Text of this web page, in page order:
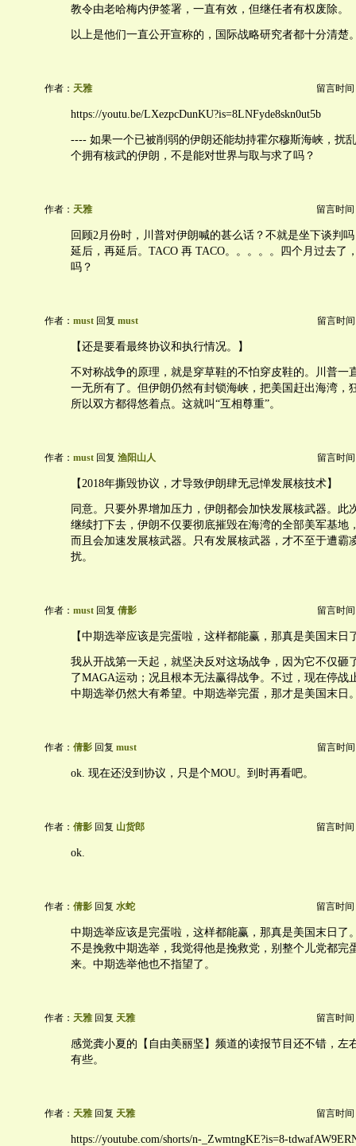
教令由老哈梅内伊签署，一直有效，但继任者有权废除。
以上是他们一直公开宣称的，国际战略研究者都十分清楚
作者： 天雅 留言时间
https://youtu.be/LXezpcDunKU?is=8LNFyde8skn0ut5b
---- 如果一个已被削弱的伊朗还能劫持霍尔穆斯海峡，扰
个拥有核武的伊朗，不是能对世界与取与求了吗？
作者： 天雅 留言时间
回顾2月份时，川普对伊朗喊的甚么话？不就是坐下谈判
延后，再延后。TACO 再 TACO。。。。。四个月过去了
吗？
作者： must 回复 must 留言时间
【还是要看最终协议和执行情况。】
不对称战争的原理，就是穿草鞋的不怕穿皮鞋的。川普一
一无所有了。但伊朗仍然有封锁海峡，把美国赶出海湾，
所以双方都得悠着点。这就叫“互相尊重”。
作者： must 回复 渔阳山人 留言时间
【2018年撕毁协议，才导致伊朗肆无忌惮发展核技术】
同意。只要外界增加压力，伊朗都会加快发展核武器。此
继续打下去，伊朗不仅要彻底摧毁在海湾的全部美军基地
而且会加速发展核武器。只有发展核武器，才不至于遭霸
扰。
作者： must 回复 倩影 留言时间
【中期选举应该是完蛋啦，这样都能赢，那真是美国末日
我从开战第一天起，就坚决反对这场战争，因为它不仅砸
了MAGA运动；况且根本无法赢得战争。不过，现在停战
中期选举仍然大有希望。中期选举完蛋，那才是美国末日
作者： 倩影 回复 must 留言时间
ok. 现在还没到协议，只是个MOU。到时再看吧。
作者： 倩影 回复 山货郎 留言时间
ok.
作者： 倩影 回复 水蛇 留言时间
中期选举应该是完蛋啦，这样都能赢，那真是美国末日了
不是挽救中期选举，我觉得他是挽救党，别整个儿党都完
来。中期选举他也不指望了。
作者： 天雅 回复 天雅 留言时间
感觉龚小夏的【自由美丽坚】频道的读报节目还不错，左
有些。
作者： 天雅 回复 天雅 留言时间
https://youtube.com/shorts/n-_ZwmtngKE?is=8-